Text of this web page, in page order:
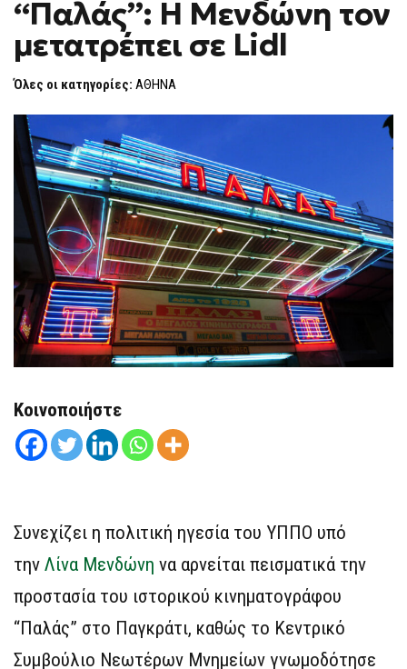
ΜΕΝΔΏΝΗ
ΤΟΝ
ΜΕΤΑΤΡΈΠΕΙ
ΣΕ
“Παλάς”: Η Μενδώνη τον
μετατρέπει σε Lidl
Όλες οι κατηγορίες: ΑΘΗΝΑ
Κοινοποιήστε
Συνεχίζει η πολιτική ηγεσία του ΥΠΠΟ υπό
την Λίνα Μενδώνη να αρνείται πεισματικά την
προστασία του ιστορικού κινηματογράφου
“Παλάς” στο Παγκράτι, καθώς το Κεντρικό
Συμβούλιο Νεωτέρων Μνημείων γνωμοδότησε